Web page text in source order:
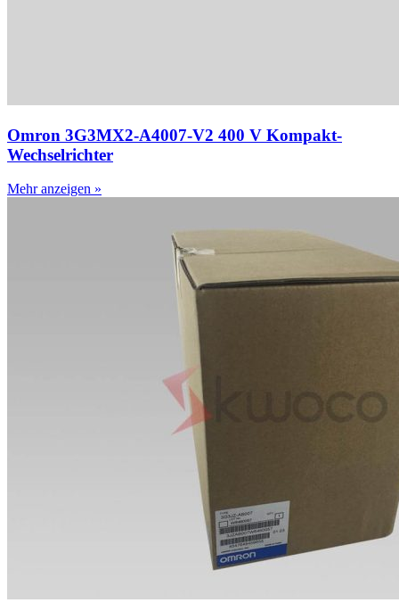
Omron 3G3MX2-A4007-V2 400 V Kompakt-
Wechselrichter
Mehr anzeigen »